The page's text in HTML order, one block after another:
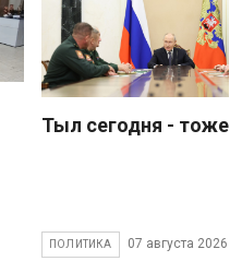
Тыл сегодня - тоже
ПОЛИТИКА 07 августа 2026